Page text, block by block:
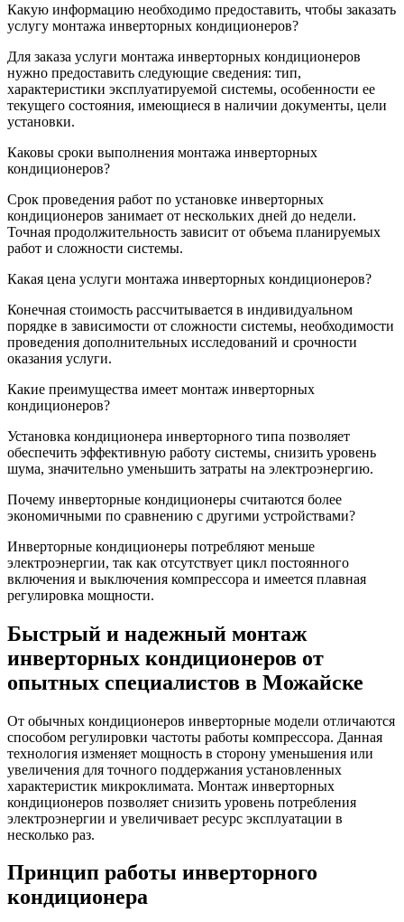
Какую информацию необходимо предоставить, чтобы заказать
услугу монтажа инверторных кондиционеров?
Для заказа услуги монтажа инверторных кондиционеров
нужно предоставить следующие сведения: тип,
характеристики эксплуатируемой системы, особенности ее
текущего состояния, имеющиеся в наличии документы, цели
установки.
Каковы сроки выполнения монтажа инверторных
кондиционеров?
Срок проведения работ по установке инверторных
кондиционеров занимает от нескольких дней до недели.
Точная продолжительность зависит от объема планируемых
работ и сложности системы.
Какая цена услуги монтажа инверторных кондиционеров?
Конечная стоимость рассчитывается в индивидуальном
порядке в зависимости от сложности системы, необходимости
проведения дополнительных исследований и срочности
оказания услуги.
Какие преимущества имеет монтаж инверторных
кондиционеров?
Установка кондиционера инверторного типа позволяет
обеспечить эффективную работу системы, снизить уровень
шума, значительно уменьшить затраты на электроэнергию.
Почему инверторные кондиционеры считаются более
экономичными по сравнению с другими устройствами?
Инверторные кондиционеры потребляют меньше
электроэнергии, так как отсутствует цикл постоянного
включения и выключения компрессора и имеется плавная
регулировка мощности.
Быстрый и надежный монтаж
инверторных кондиционеров от
опытных специалистов в Можайске
От обычных кондиционеров инверторные модели отличаются
способом регулировки частоты работы компрессора. Данная
технология изменяет мощность в сторону уменьшения или
увеличения для точного поддержания установленных
характеристик микроклимата. Монтаж инверторных
кондиционеров позволяет снизить уровень потребления
электроэнергии и увеличивает ресурс эксплуатации в
несколько раз.
Принцип работы инверторного
кондиционера